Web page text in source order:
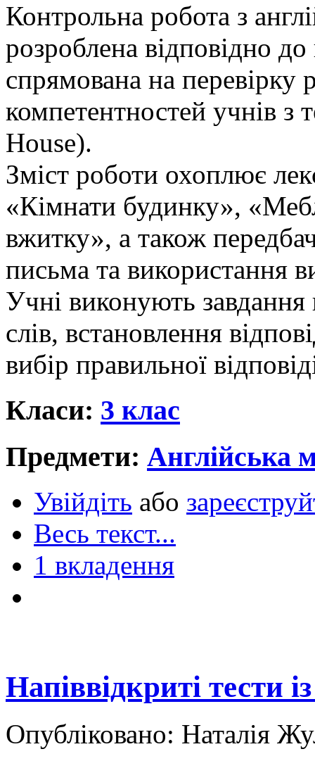
Контрольна робота з
розроблена відповідно
спрямована на перевірку
компетентностей учнів
House).
Зміст роботи охоплює
«Кімнати будинку»,
вжитку», а також
письма та використання
Учні виконують завдання
слів, встановлення
вибір правильної
Класи: 3 клас
Предмети: Англійська
Увійдіть або
Весь текст...
1 вкладення
Напіввідкриті тести
Опубліковано: Наталія